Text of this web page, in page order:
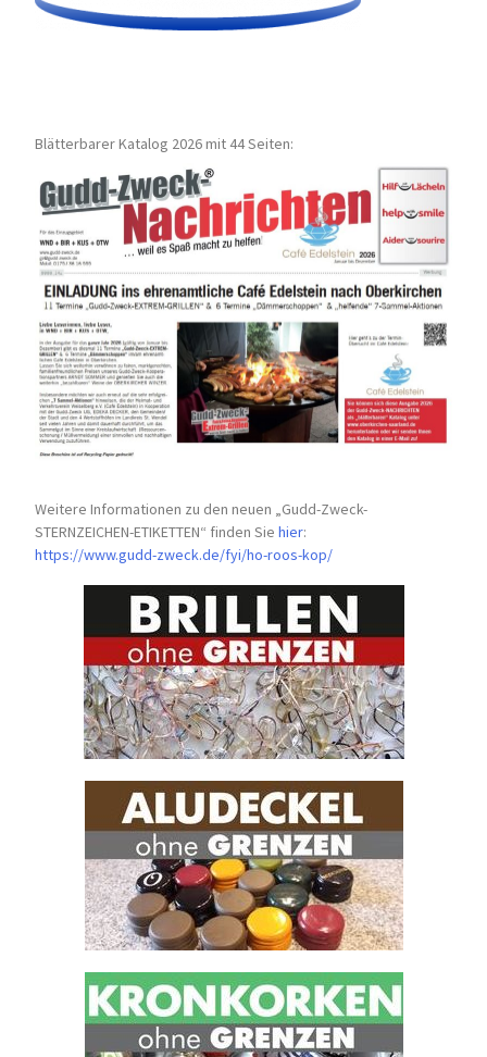
Blätterbarer Katalog 2026 mit 44 Seiten:
Weitere Informationen zu den neuen „Gudd-Zweck-
STERNZEICHEN-ETIKETTEN“ finden Siehier:
https://www.gudd-zweck.de/fyi/ho-roos-kop/